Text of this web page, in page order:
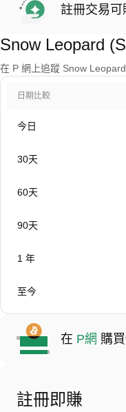
註冊交易可
Snow Leopard
在 P 網上追蹤 Snow
日期比較
今日
30天
60天
90天
1 年
至今
在 P網 購
註冊即賺